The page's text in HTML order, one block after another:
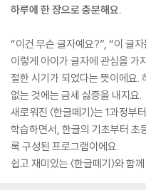
하루에 한 장으로 충분해요.
“이건 무슨 글자예요?”, “이 글
이렇게 아이가 글자에 관심을 가
절한 시기가 되었다는 뜻이에요.
없는 것에는 금세 싫증을 내지요.
새로워진 〈한글떼기〉는 1과정
학습하면서, 한글의 기초부터 초
록 구성된 프로그램이에요.
쉽고 재미있는 〈한글떼기〉와